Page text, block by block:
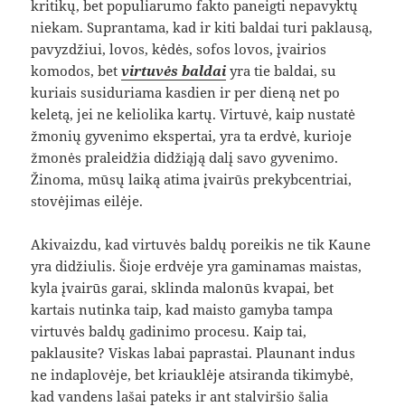
kritikų, bet populiarumo fakto paneigti nepavyktų
niekam. Suprantama, kad ir kiti baldai turi paklausą,
pavyzdžiui, lovos, kėdės, sofos lovos, įvairios
komodos, betvirtuvės baldai yra tie baldai, su
kuriais susiduriama kasdien ir per dieną net po
keletą, jei ne keliolika kartų. Virtuvė, kaip nustatė
žmonių gyvenimo ekspertai, yra ta erdvė, kurioje
žmonės praleidžia didžiąją dalį savo gyvenimo.
Žinoma, mūsų laiką atima įvairūs prekybcentriai,
stovėjimas eilėje.
Akivaizdu, kad virtuvės baldų poreikis ne tik Kaune
yra didžiulis. Šioje erdvėje yra gaminamas maistas,
kyla įvairūs garai, sklinda malonūs kvapai, bet
kartais nutinka taip, kad maisto gamyba tampa
virtuvės baldų gadinimo procesu. Kaip tai,
paklausite? Viskas labai paprastai. Plaunant indus
ne indaplovėje, bet kriauklėje atsiranda tikimybė,
kad vandens lašai pateks ir ant stalviršio šalia